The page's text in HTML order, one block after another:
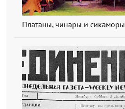
Платаны, чинары и сикаморы